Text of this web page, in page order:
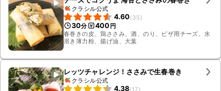
クラシル公式
4.60(35)
30分 400 円
春巻きの皮、鶏ささみ、酒、のり、ピザ用チーズ、水
溶き薄力粉、揚げ油、大葉
レッツチャレンジ！ささみで生春巻き
クラシル公式
4.38(17 )